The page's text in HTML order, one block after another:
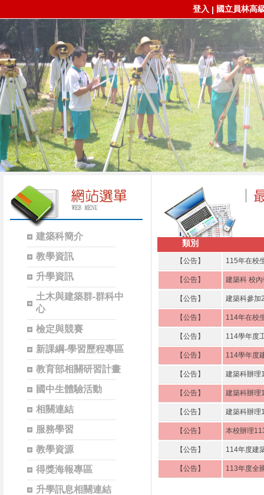
登入 | 國立員林高
建築科簡介
教學資訊
升學資訊
土木與建築群-群科中
心
檢定與競賽
新課綱-學習歷程專區
教育部相關研習計畫
國中生體驗活動
相關連結
服務學習
教學資源
得獎海報專區
升學訊息相關連結
類別
【公告】 115年在校
【公告】 建築科 校
【公告】 建築科參加
【公告】 114年在校
【公告】 114學年度
【公告】 114學年度
【公告】 建築科辦理
【公告】 建築科辦理
【公告】 建築科辦理
【公告】 本校辦理
【公告】 114年度建
【公告】 113年度全